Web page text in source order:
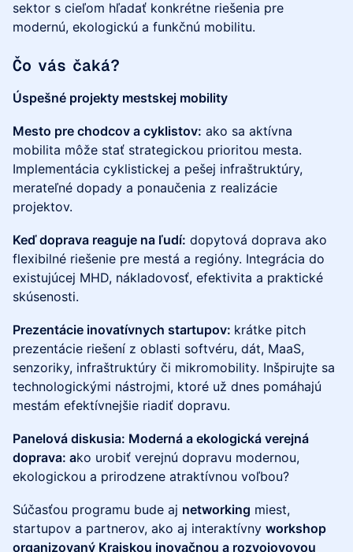
sektor s cieľom hľadať konkrétne riešenia pre
modernú, ekologickú a funkčnú mobilitu.
Čo vás čaká?
Úspešné projekty mestskej mobility
Mesto pre chodcov a cyklistov: ako sa aktívna
mobilita môže stať strategickou prioritou mesta.
Implementácia cyklistickej a pešej infraštruktúry,
merateľné dopady a ponaučenia z realizácie
projektov.
Keď doprava reaguje na ľudí: dopytová doprava ako
flexibilné riešenie pre mestá a regióny. Integrácia do
existujúcej MHD, nákladovosť, efektivita a praktické
skúsenosti.
Prezentácie inovatívnych startupov: krátke pitch
prezentácie riešení z oblasti softvéru, dát, MaaS,
senzoriky, infraštruktúry či mikromobility. Inšpirujte sa
technologickými nástrojmi, ktoré už dnes pomáhajú
mestám efektívnejšie riadiť dopravu.
Panelová diskusia: Moderná a ekologická verejná
doprava: ako urobiť verejnú dopravu modernou,
ekologickou a prirodzene atraktívnou voľbou?
Súčasťou programu bude aj networking miest,
startupov a partnerov, ako aj interaktívny workshop
organizovaný Krajskou inovačnou a rozvojovovou